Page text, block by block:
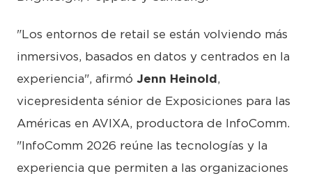
"Los entornos de retail se están volviendo más
inmersivos, basados en datos y centrados en la
experiencia", afirmó Jenn Heinold,
vicepresidenta sénior de Exposiciones para las
Américas en AVIXA, productora de InfoComm.
"InfoComm 2026 reúne las tecnologías y la
experiencia que permiten a las organizaciones